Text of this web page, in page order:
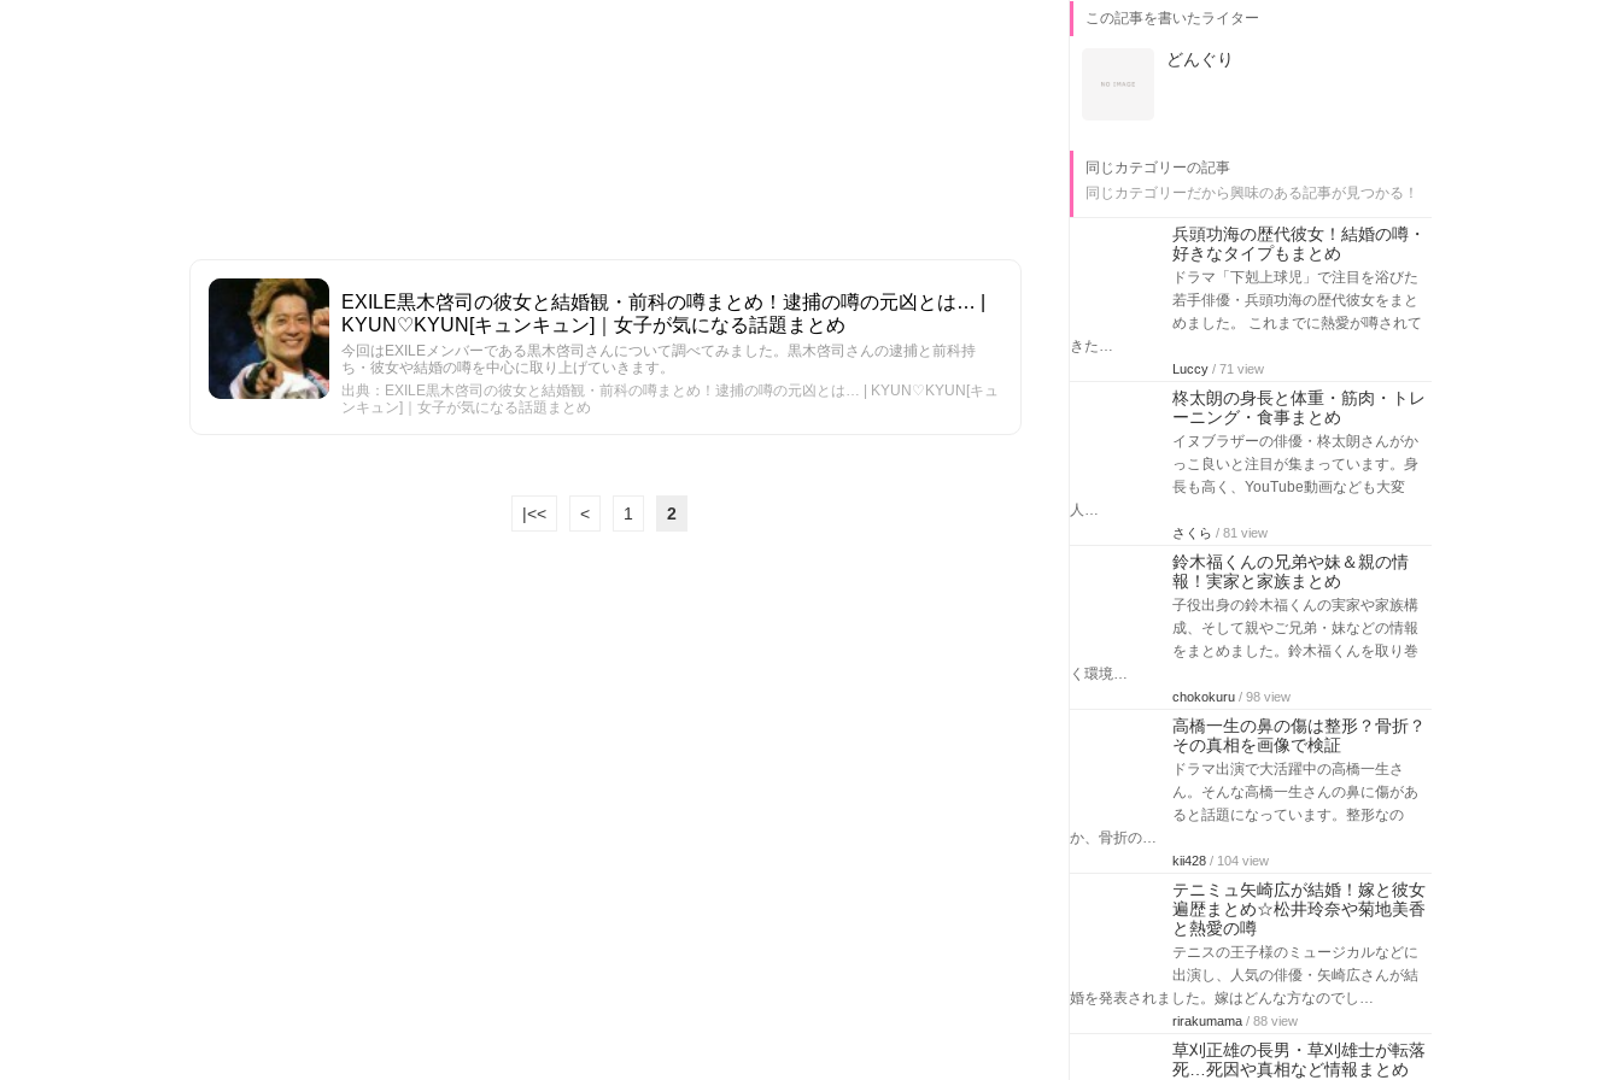
EXILE黒木啓司の彼女と結婚観・前科の噂まとめ！逮捕の噂の元凶とは… |
KYUN♡KYUN[キュンキュン]｜女子が気になる話題まとめ
今回はEXILEメンバーである黒木啓司さんについて調べてみました。黒木啓司さんの逮捕と前科持
ち・彼女や結婚の噂を中心に取り上げていきます。
出典：EXILE黒木啓司の彼女と結婚観・前科の噂まとめ！逮捕の噂の元凶とは… | KYUN♡KYUN[キュ
ンキュン]｜女子が気になる話題まとめ
|<< < 1 2
この記事を書いたライター
どんぐり
同じカテゴリーの記事
同じカテゴリーだから興味のある記事が見つかる！
兵頭功海の歴代彼女！結婚の噂・
好きなタイプもまとめ
ドラマ「下剋上球児」で注目を浴びた
若手俳優・兵頭功海の歴代彼女をまと
めました。 これまでに熱愛が噂されて
きた…
Luccy / 71 view
柊太朗の身長と体重・筋肉・トレ
ーニング・食事まとめ
イヌブラザーの俳優・柊太朗さんがか
っこ良いと注目が集まっています。身
長も高く、YouTube動画なども大変
人…
さくら / 81 view
鈴木福くんの兄弟や妹＆親の情
報！実家と家族まとめ
子役出身の鈴木福くんの実家や家族構
成、そして親やご兄弟・妹などの情報
をまとめました。鈴木福くんを取り巻
く環境…
chokokuru / 98 view
高橋一生の鼻の傷は整形？骨折？
その真相を画像で検証
ドラマ出演で大活躍中の高橋一生さ
ん。そんな高橋一生さんの鼻に傷があ
ると話題になっています。整形なの
か、骨折の…
kii428 / 104 view
テニミュ矢崎広が結婚！嫁と彼女
遍歴まとめ☆松井玲奈や菊地美香
と熱愛の噂
テニスの王子様のミュージカルなどに
出演し、人気の俳優・矢崎広さんが結
婚を発表されました。嫁はどんな方なのでし…
rirakumama / 88 view
草刈正雄の長男・草刈雄士が転落
死…死因や真相など情報まとめ